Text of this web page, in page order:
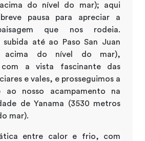
do nível do mar); aqui
pausa para apreciar a
que nos rodeia.
subida até ao Paso San Juan
acima do nível do mar),
com a vista fascinante das
e vales, e prosseguimos a
ao nosso acampamento na
de Yanama (3530 metros
mar).
entre calor e frio, com